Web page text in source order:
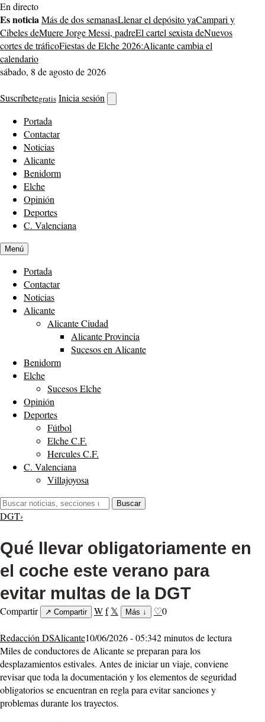
Saltar
al
contenido
En directo
Es noticiaMás de dos semanasLlenar el depósito yaCampari y
Cibeles deMuere Jorge Messi, padreEl cartel sexista deNuevos
cortes de tráficoFiestas de Elche 2026:Alicante cambia el
calendario
sábado, 8 de agosto de 2026
Suscríbetegratis Inicia sesión
buscador
Portada
Contactar
Noticias
Alicante
Benidorm
Elche
Opinión
Deportes
C. Valenciana
Menú
Portada
Contactar
Noticias
Alicante
Alicante Ciudad
Alicante Provincia
Sucesos en Alicante
Benidorm
Elche
Sucesos Elche
Opinión
Deportes
Fútbol
Elche C.F.
Hercules C.F.
C. Valenciana
Villajoyosa
Buscar:
Buscar
DGT›
Qué llevar obligatoriamente en
el coche este verano para
evitar multas de la DGT
Compartir ↗ Compartir Wf 𝕏 Más ↓ ♡0
Redacción DSAlicante10/06/2026 - 05:342 minutos de lectura
Miles de conductores de Alicante se preparan para los
desplazamientos estivales. Antes de iniciar un viaje, conviene
revisar que toda la documentación y los elementos de seguridad
obligatorios se encuentran en regla para evitar sanciones y
problemas durante los trayectos.